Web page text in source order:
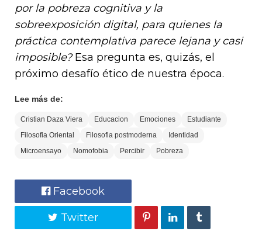
por la pobreza cognitiva y la
sobreexposición digital, para quienes la
práctica contemplativa parece lejana y casi
imposible?Esa pregunta es, quizás, el
próximo desafío ético de nuestra época.
Lee más de:
Cristian Daza Viera Educacion Emociones
Estudiante
Filosofia Oriental
Filosofia postmoderna
Identidad
Microensayo
Nomofobia Percibir Pobreza
Facebook
Twitter